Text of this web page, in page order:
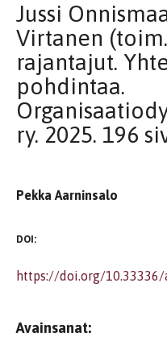
Jussi
Virtanen
rajantajut.
pohdintaa.
ry. 2025. 196
Pekka Aarninsalo
DOI:
https://doi.org/10.33336/
Avainsanat: